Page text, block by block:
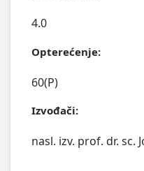
4.0
Opterećenje:
60(P)
Izvođači:
nasl. izv. prof. dr. sc.